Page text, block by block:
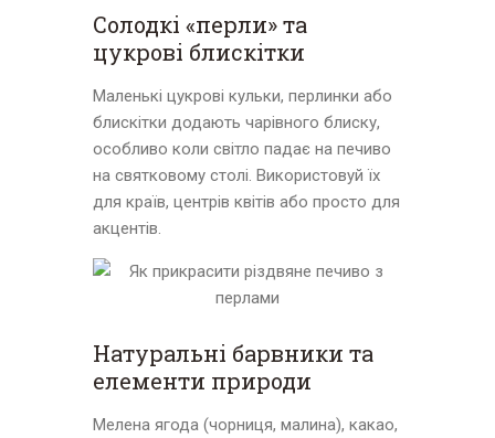
Солодкі «перли» та
цукрові блискітки
Маленькі цукрові кульки, перлинки або
блискітки додають чарівного блиску,
особливо коли світло падає на печиво
на святковому столі. Використовуй їх
для країв, центрів квітів або просто для
акцентів.
Натуральні барвники та
елементи природи
Мелена ягода (чорниця, малина), какао,